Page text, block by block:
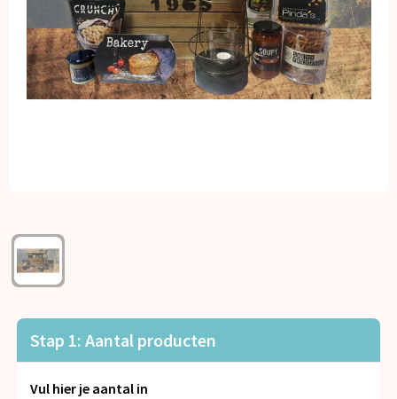
Kinderen, Peuters en Baby's
Klokken, horloges en weerstations
Persoonlijke verzorging
Reisbenodigdheden
Schrijfwaren
Sleutelhangers en Lanyards
Stap 1: Aantal producten
Vul hier je aantal in